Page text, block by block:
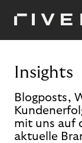
Insights
Blogposts,
mit uns auf
aktuelle